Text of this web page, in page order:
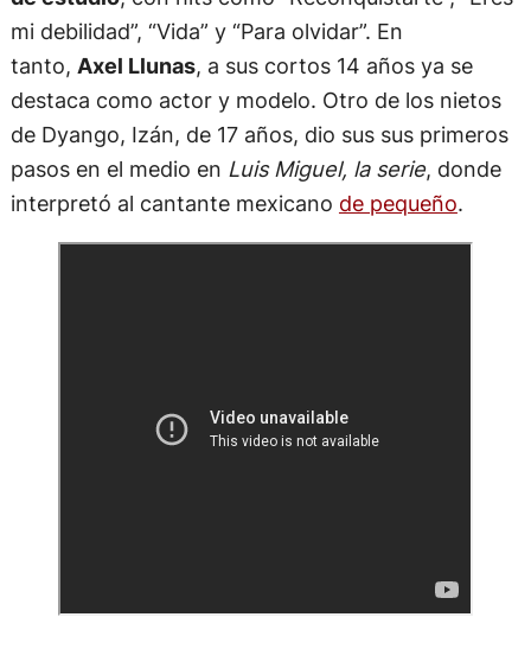
mi debilidad”, “Vida” y “Para olvidar”. En
tanto, Axel Llunas, a sus cortos 14 años ya se
destaca como actor y modelo. Otro de los nietos
de Dyango, Izán, de 17 años, dio sus sus primeros
pasos en el medio en Luis Miguel, la serie, donde
interpretó al cantante mexicano de pequeño.